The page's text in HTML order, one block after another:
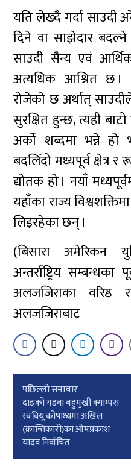
यति लेख्दै गर्दा साउदी
दिने वा साझेदार
साउदी सैन्य एवं
अत्यधिक आश्रित छ ।
रोजेको छ अर्थात्
सुरक्षित हुन्छ, त्यही
अर्को शब्दमा भन्ने हो
बदलिँदो मध्यपूर्व क्षेत्र
द्योतक हो । नयाँ
यहाँका राज्य
लिइरहेका छन् ।
(बिसारा अमेरिकन
अन्तर्राष्ट्रिय
अलजजिराका वरिष्ठ
अलजजिराबाट
Post
navigation
पछिल्लाे समाचार
दाङको गडवा बहुमुखी क्याम्पस
स्ववियू कोषाध्यमा अखिल
(क्रान्तिकारी)का ओमप्रकाश
यादव निर्वाचित